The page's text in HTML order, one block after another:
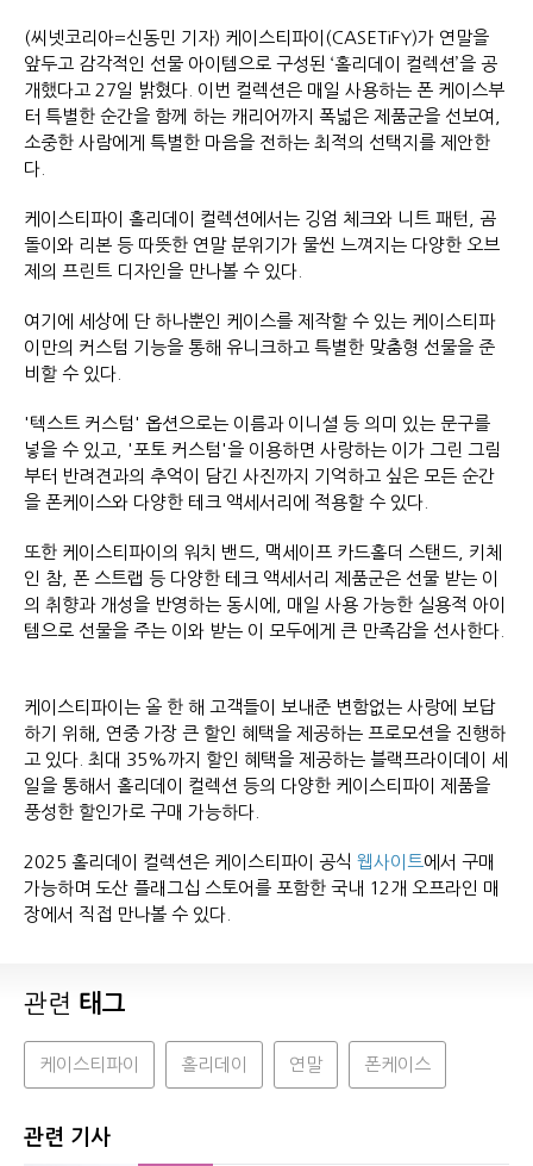
(씨넷코리아=신동민 기자) 케이스티파이(CASETiFY)가 연말을
앞두고 감각적인 선물 아이템으로 구성된 ‘홀리데이 컬렉션’을 공
개했다고 27일 밝혔다. 이번 컬렉션은 매일 사용하는 폰 케이스부
터 특별한 순간을 함께 하는 캐리어까지 폭넓은 제품군을 선보여,
소중한 사람에게 특별한 마음을 전하는 최적의 선택지를 제안한
다.
케이스티파이 홀리데이 컬렉션에서는 깅엄 체크와 니트 패턴, 곰
돌이와 리본 등 따뜻한 연말 분위기가 물씬 느껴지는 다양한 오브
제의 프린트 디자인을 만나볼 수 있다.
여기에 세상에 단 하나뿐인 케이스를 제작할 수 있는 케이스티파
이만의 커스텀 기능을 통해 유니크하고 특별한 맞춤형 선물을 준
비할 수 있다.
'텍스트 커스텀' 옵션으로는 이름과 이니셜 등 의미 있는 문구를
넣을 수 있고, '포토 커스텀'을 이용하면 사랑하는 이가 그린 그림
부터 반려견과의 추억이 담긴 사진까지 기억하고 싶은 모든 순간
을 폰케이스와 다양한 테크 액세서리에 적용할 수 있다.
또한 케이스티파이의 워치 밴드, 맥세이프 카드홀더 스탠드, 키체
인 참, 폰 스트랩 등 다양한 테크 액세서리 제품군은 선물 받는 이
의 취향과 개성을 반영하는 동시에, 매일 사용 가능한 실용적 아이
템으로 선물을 주는 이와 받는 이 모두에게 큰 만족감을 선사한다.
케이스티파이는 올 한 해 고객들이 보내준 변함없는 사랑에 보답
하기 위해, 연중 가장 큰 할인 혜택을 제공하는 프로모션을 진행하
고 있다. 최대 35%까지 할인 혜택을 제공하는 블랙프라이데이 세
일을 통해서 홀리데이 컬렉션 등의 다양한 케이스티파이 제품을
풍성한 할인가로 구매 가능하다.
2025 홀리데이 컬렉션은 케이스티파이 공식 웹사이트에서 구매
가능하며 도산 플래그십 스토어를 포함한 국내 12개 오프라인 매
장에서 직접 만나볼 수 있다.
관련 태그
케이스티파이 홀리데이 연말 폰케이스
관련 기사